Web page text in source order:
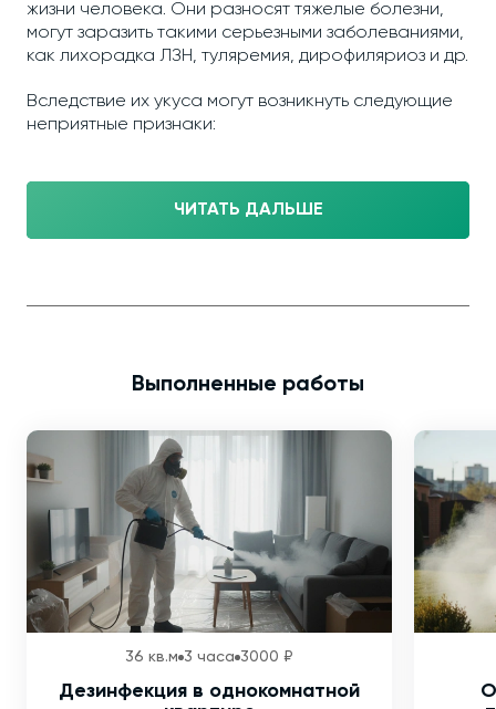
жизни человека. Они разносят тяжелые болезни,
могут заразить такими серьезными заболеваниями,
как лихорадка ЛЗН, туляремия, дирофиляриоз и др.
Вследствие их укуса могут возникнуть следующие
неприятные признаки:
ЧИТАТЬ ДАЛЬШЕ
Выполненные работы
36 кв.м 3 часа 3000 ₽
Дезинфекция в однокомнатной